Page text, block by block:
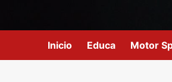
Inicio Educa Motor